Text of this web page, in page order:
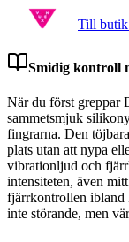
Till butik
Smidig kontroll
När du först greppar
sammetsmjuk
fingrarna. Den
plats utan att nypa
vibrationljud och
intensiteten, även
fjärrkontrollen ibland
inte störande, men